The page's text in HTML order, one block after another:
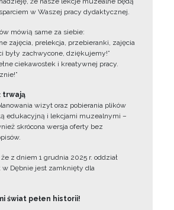
w Waszej pracy dydaktycznej.
mówią same za siebie:
zajęcia, prelekcja, przebieranki, zajęcia
były zachwycone, dziękujemy!”
ciekawostek i kreatywnej pracy.
trwają
wizyt oraz pobierania plików
edukacyjną i lekcjami muzealnymi –
skrócona wersja oferty bez
z dniem 1 grudnia 2025 r. oddział
Dębnie jest zamknięty dla
świat pełen historii!